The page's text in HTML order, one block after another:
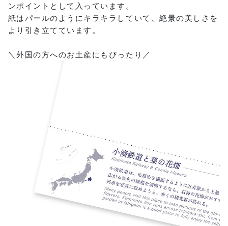
ンポイントとして入っています。
紙はパールのようにキラキラしていて、絶景の美しさを
より引き立てています。
＼外国の方へのお土産にもぴったり／